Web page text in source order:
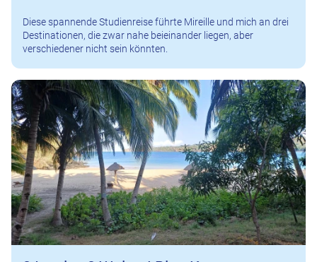
Diese spannende Studienreise führte Mireille und mich an drei
Destinationen, die zwar nahe beieinander liegen, aber
verschiedener nicht sein könnten.